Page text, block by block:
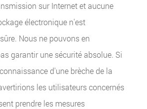
sur Internet et aucune
électronique n'est
Nous ne pouvons en
garantir une sécurité absolue. Si
d'une brèche de la
les utilisateurs concernés
prendre les mesures